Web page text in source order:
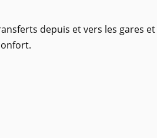
depuis et vers les gares